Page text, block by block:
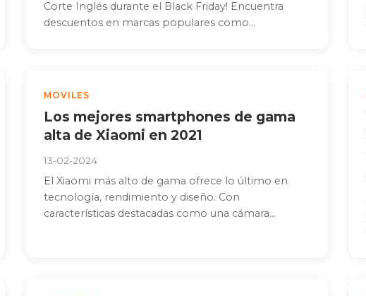
Corte Inglés durante el Black Friday! Encuentra
descuentos en marcas populares como...
MOVILES
Los mejores smartphones de gama
alta de Xiaomi en 2021
13-02-2024
El Xiaomi más alto de gama ofrece lo último en
tecnología, rendimiento y diseño. Con
características destacadas como una cámara...